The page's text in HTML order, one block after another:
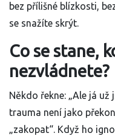
bez přílišné blízkosti,
se snažíte skrýt.
Co se stane,
nezvládnete?
Někdo řekne: „Ale já
trauma není jako
„zakopat“. Když ho